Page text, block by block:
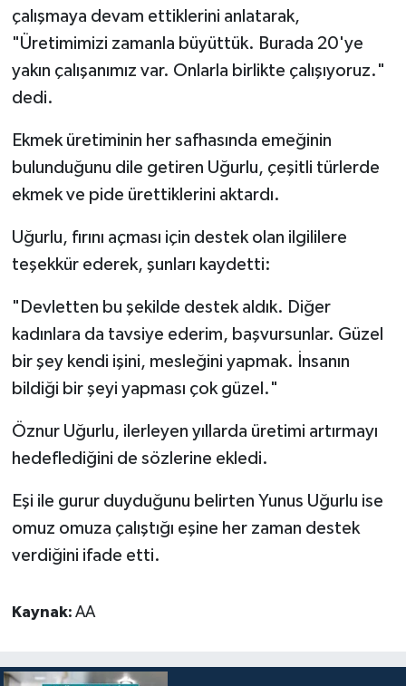
çalışmaya devam ettiklerini anlatarak,
"Üretimimizi zamanla büyüttük. Burada 20'ye
yakın çalışanımız var. Onlarla birlikte çalışıyoruz."
dedi.
Ekmek üretiminin her safhasında emeğinin
bulunduğunu dile getiren Uğurlu, çeşitli türlerde
ekmek ve pide ürettiklerini aktardı.
Uğurlu, fırını açması için destek olan ilgililere
teşekkür ederek, şunları kaydetti:
"Devletten bu şekilde destek aldık. Diğer
kadınlara da tavsiye ederim, başvursunlar. Güzel
bir şey kendi işini, mesleğini yapmak. İnsanın
bildiği bir şeyi yapması çok güzel."
Öznur Uğurlu, ilerleyen yıllarda üretimi artırmayı
hedeflediğini de sözlerine ekledi.
Eşi ile gurur duyduğunu belirten Yunus Uğurlu ise
omuz omuza çalıştığı eşine her zaman destek
verdiğini ifade etti.
Kaynak: AA